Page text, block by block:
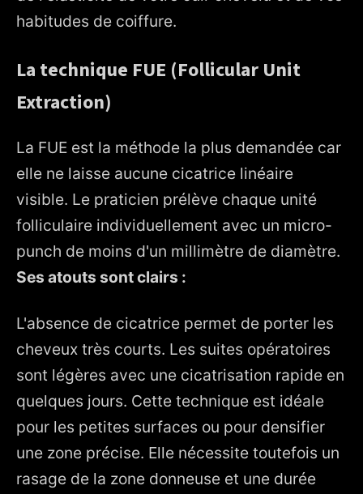
habitudes de coiffure.
La technique FUE (Follicular Unit
Extraction)
La FUE est la méthode la plus demandée car
elle ne laisse aucune cicatrice linéaire
visible. Le praticien prélève chaque unité
folliculaire individuellement avec un micro-
punch de moins d'un millimètre de diamètre.
Ses atouts sont clairs :
L'absence de cicatrice permet de porter les
cheveux très courts. Les suites opératoires
sont légères avec une cicatrisation rapide en
quelques jours. Cette technique est idéale
pour les petites surfaces ou pour densifier
une zone précise. Elle nécessite toutefois un
rasage de la zone donneuse et une durée